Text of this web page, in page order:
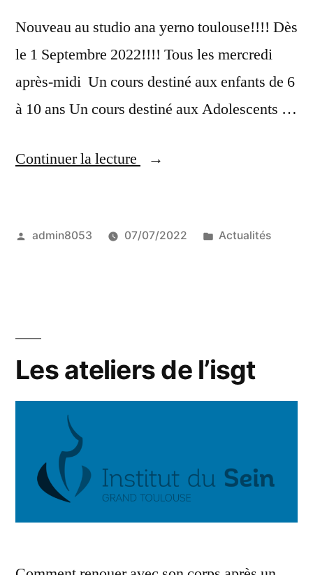
Nouveau au studio ana yerno toulouse!!!! Dès
le 1 Septembre 2022!!!! Tous les mercredi
après-midi Un cours destiné aux enfants de 6
à 10 ans Un cours destiné aux Adolescents …
Continuer la lecture
« Nouveau
ana
Publié
admin8053 07/07/2022
Publié
Actualités
Les ateliers de l’isgt